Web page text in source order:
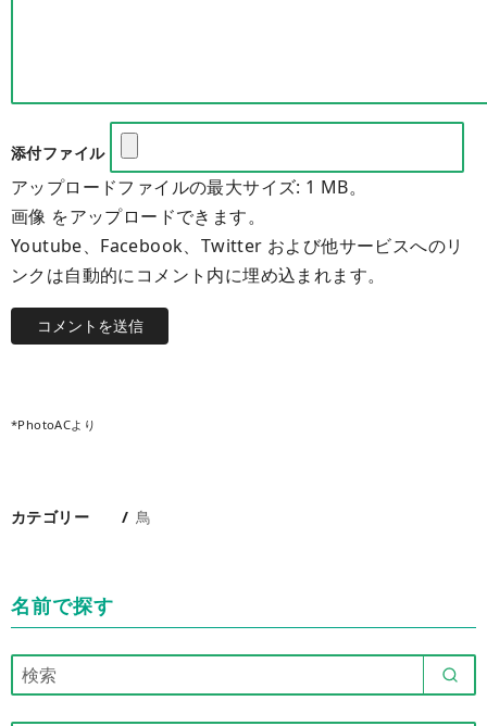
添付ファイル
アップロードファイルの最大サイズ: 1 MB。
画像 をアップロードできます。
Youtube、Facebook、Twitter および他サービスへのリ
ンクは自動的にコメント内に埋め込まれます。
*PhotoACより
カテゴリー 鳥
名前で探す